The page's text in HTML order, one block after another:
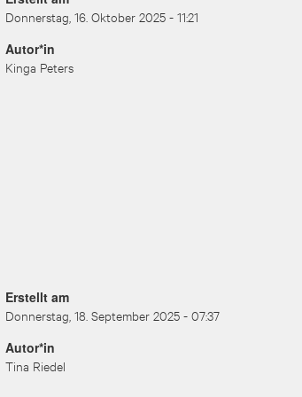
Donnerstag, 16. Oktober 2025 - 11:21
Autor*in
Kinga Peters
Erstellt am
Donnerstag, 18. September 2025 - 07:37
Autor*in
Tina Riedel